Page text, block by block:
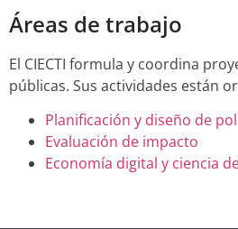
Áreas de trabajo
El CIECTI formula y coordina
públicas. Sus actividades están
Planificación y diseño de
Evaluación de impacto
Economía digital y ciencia